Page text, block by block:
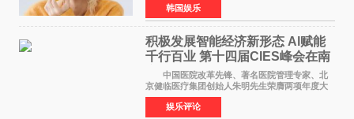
娱乐，引发广泛关注。 在8月2日播出的日本
TBS综艺节目《周
韩国娱乐
积极发展智能经济新形态 Al赋能
千行百业 第十四届CIES峰会在南
京盛大召开
中国医院改革先锋、著名医院管理专家、北
京健临医疗集团创始人朱明先生荣膺两项年度大
奖 2026年7月31日，盛夏金陵，长江之畔，
以重落地·真务实·强链接为主题的2026&lsquo;人
娱乐评论